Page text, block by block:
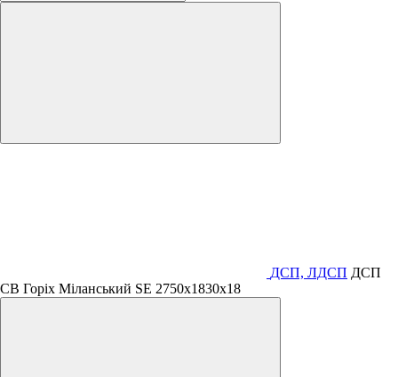
ДСП, ЛДСП ДСП
СВ Горіх Міланський SE 2750х1830х18